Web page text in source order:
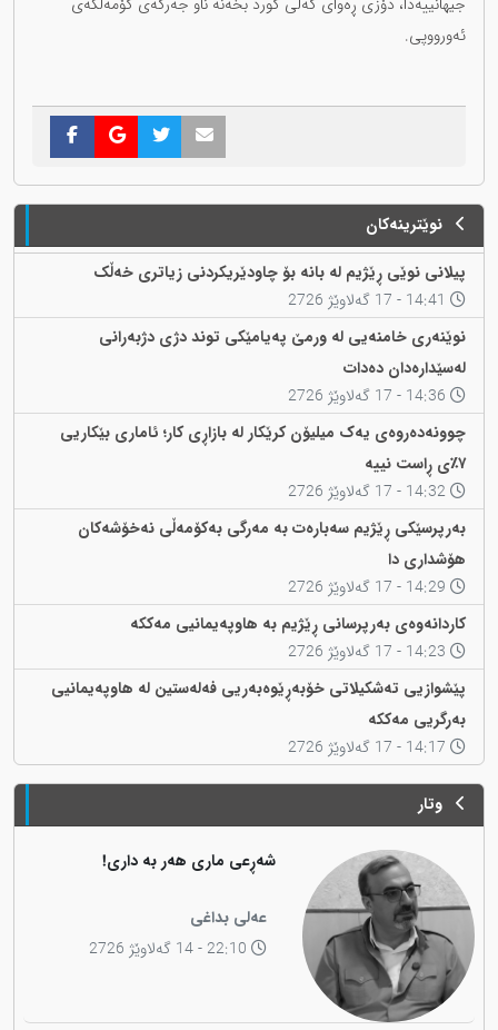
جیهانییەدا، دۆزی ڕەوای گەلی کورد بخەنە ناو جەرگەی کۆمەڵگەی
ئەورووپی.
نوێترینەکان
پیلانی نوێی ڕێژیم لە بانە بۆ چاودێریکردنی زیاتری خەڵک
نوێنەری خامنەیی لە ورمێ پەیامێکی توند دژی دژبەرانی
لەسێدارەدان دەدات
چوونەدەروەی یەک میلیۆن کرێکار لە بازاڕی کار؛ ئاماری بێکاریی
٧٪ی ڕاست نییە
بەرپرسێکی ڕێژیم سەبارەت بە مەرگی بەکۆمەڵی نەخۆشەکان
هۆشداری دا
کاردانەوەی بەرپرسانی ڕێژیم بە هاوپەیمانیی مەککە
پێشوازیی تەشکیلاتی خۆبەڕێوەبەریی فەلەستین لە هاوپەیمانیی
بەرگریی مەککە
وتار
شەڕعی ماری هەر بە داری!
عەلی بداغی